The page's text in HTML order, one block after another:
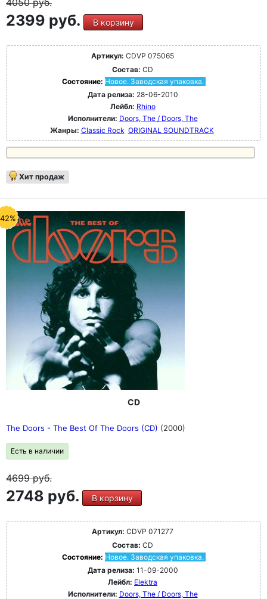
4050руб.
2399 руб. В корзину
Артикул: CDVP 075065
Состав: CD
Состояние: Новое. Заводская упаковка.
Дата релиза: 28-06-2010
Лейбл: Rhino
Исполнители: Doors, The / Doors, The
Жанры: Classic Rock ORIGINAL SOUNDTRACK
Хит продаж
CD
The Doors - The Best Of The Doors (CD) (2000)
Есть в наличии
4699руб.
2748 руб. В корзину
Артикул: CDVP 071277
Состав: CD
Состояние: Новое. Заводская упаковка.
Дата релиза: 11-09-2000
Лейбл: Elektra
Исполнители: Doors, The / Doors, The